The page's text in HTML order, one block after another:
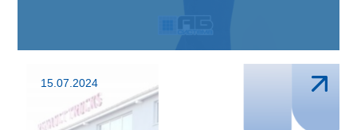
Видача касового чека є обов'язковою
процедурою для кожного підприємця,
який...
15.07.2024